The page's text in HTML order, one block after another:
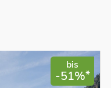
bis
-51%*